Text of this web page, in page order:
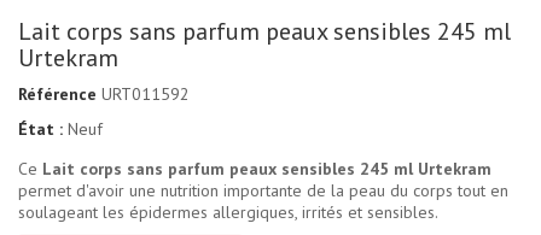
Lait corps sans parfum peaux sensibles 245 ml
Urtekram
Référence URT011592
État : Neuf
Ce Lait corps sans parfum peaux sensibles 245 ml Urtekram
permet d'avoir une nutrition importante de la peau du corps tout en
soulageant les épidermes allergiques, irrités et sensibles.